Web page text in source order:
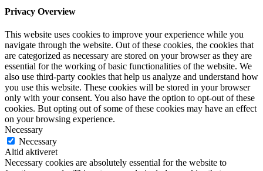
Privacy Overview
This website uses cookies to improve your experience while you
navigate through the website. Out of these cookies, the cookies that
are categorized as necessary are stored on your browser as they are
essential for the working of basic functionalities of the website. We
also use third-party cookies that help us analyze and understand how
you use this website. These cookies will be stored in your browser
only with your consent. You also have the option to opt-out of these
cookies. But opting out of some of these cookies may have an effect
on your browsing experience.
Necessary
Necessary
Altid aktiveret
Necessary cookies are absolutely essential for the website to